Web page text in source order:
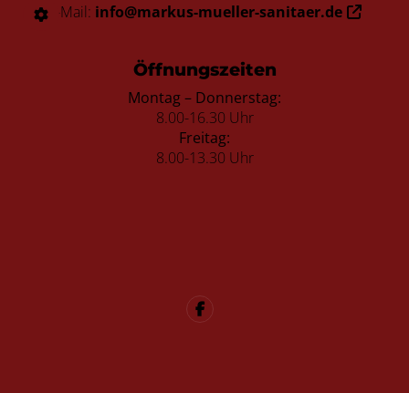
E-Mail: info@markus-mueller-sanitaer.de
Öffnungszeiten
Montag – Donnerstag:
8.00-16.30 Uhr
Freitag:
8.00-13.30 Uhr